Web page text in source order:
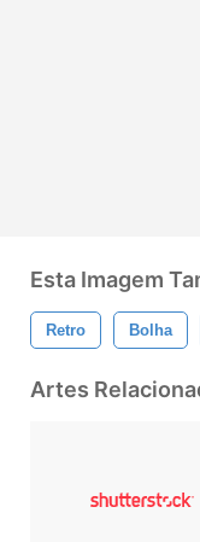
Esta Imagem
Retro Bolha
Artes